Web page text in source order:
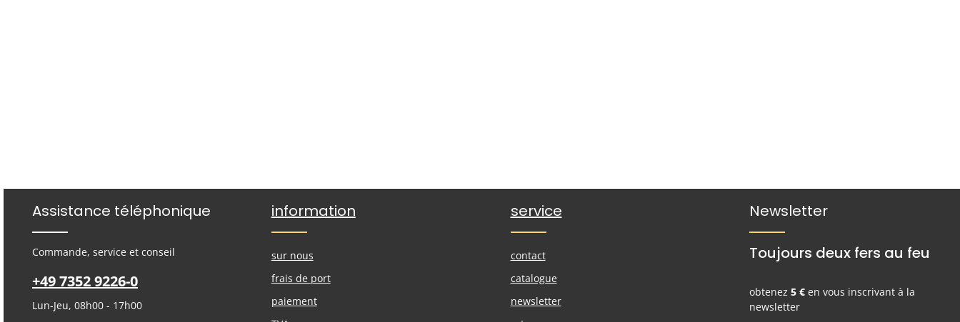
Assistance téléphonique
Commande, service et conseil
+49 7352 9226-0
Lun-Jeu, 08h00 - 17h00
information
sur nous
frais de port
paiement
service
contact
catalogue
newsletter
Newsletter
Toujours deux fers au feu
obtenez5 € en vous inscrivant à la
newsletter